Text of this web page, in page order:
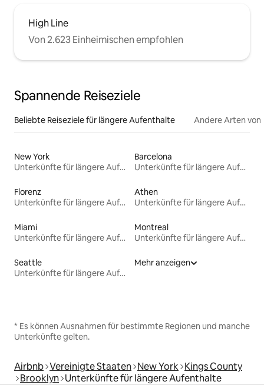
High Line
Von 2.623 Einheimischen empfohlen
Spannende Reiseziele
Beliebte Reiseziele für längere Aufenthalte Andere Arten
New York
Unterkünfte für längere Aufenthalte
Barcelona
Unterkünfte für längere Aufenthalte
Florenz
Unterkünfte für längere Aufenthalte
Athen
Unterkünfte für längere Aufenthalte
Miami
Unterkünfte für längere Aufenthalte
Montreal
Unterkünfte für längere Aufenthalte
Seattle
Unterkünfte für längere Aufenthalte
Mehr anzeigen
* Es können Ausnahmen für bestimmte Regionen und manche
Unterkünfte gelten.
Airbnb Vereinigte Staaten New York Kings County
Brooklyn Unterkünfte für längere Aufenthalte